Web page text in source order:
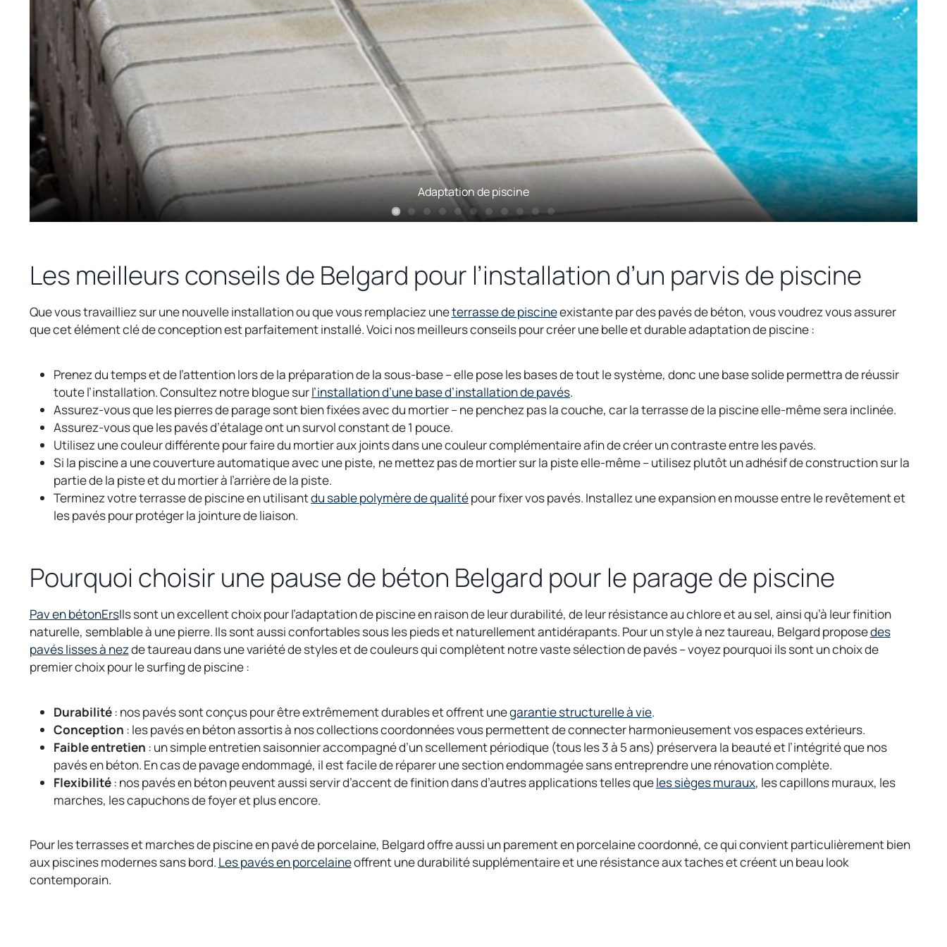
Adaptation de piscine
Les meilleurs conseils de Belgard pour l’installation d’un parvis de piscine
Que vous travailliez sur une nouvelle installation ou que vous remplaciez uneterrasse de piscineo
p
s
i
n
n
e
t
existante par des pavés de béton, vous voudrez vous assurer
que cet élément clé de conception est parfaitement installé. Voici nos meilleurs conseils pour créer une belle et durable adaptation de piscine :
Prenez du temps et de l’attention lors de la préparation de la sous-base – elle pose les bases de tout le système, donc une base solide permettra de réussir
toute l’installation. Consultez notre blogue surl’installation d’une base d’installation de pavéso
p
n
s
n
t
b
.
Assurez-vous que les pierres de parage sont bien fixées avec du mortier – ne penchez pas la couche, car la terrasse de la piscine elle-même sera inclinée.
Assurez-vous que les pavés d’étalage ont un survol constant de 1 pouce.
Utilisez une couleur différente pour faire du mortier aux joints dans une couleur complémentaire afin de créer un contraste entre les pavés.
Si la piscine a une couverture automatique avec une piste, ne mettez pas de mortier sur la piste elle-même – utilisez plutôt un adhésif de construction sur la
partie de la piste et du mortier à l’arrière de la piste.
Terminez votre terrasse de piscine en utilisantdu sable polymère de qualitéo
s
i
a
n
e
a
b
pour fixer vos pavés. Installez une expansion en mousse entre le revêtement et
les pavés pour protéger la jointure de liaison.
Pourquoi choisir une pause de béton Belgard pour le parage de piscine
Pav en bétono
p
e
n
n
a
n
e
w
t
b
Erso
p
e
n
n
a
n
e
w
t
b
Ils sont un excellent choix pour l’adaptation de piscine en raison de leur durabilité, de leur résistance au chlore et au sel, ainsi qu’à leur finition
naturelle, semblable à une pierre. Ils sont aussi confortables sous les pieds et naturellement antidérapants. Pour un style à nez taureau, Belgard proposedes
pavés lisses à nezo
p
s
i
n
a
n
e
t
a
de taureau dans une variété de styles et de couleurs qui complètent notre vaste sélection de pavés – voyez pourquoi ils sont un choix de
premier choix pour le surfing de piscine :
Durabilité : nos pavés sont conçus pour être extrêmement durables et offrent unegarantie structurelle à vieo
p
e
n
s
n
e
.
Conception : les pavés en béton assortis à nos collections coordonnées vous permettent de connecter harmonieusement vos espaces extérieurs.
Faible entretien : un simple entretien saisonnier accompagné d’un scellement périodique (tous les 3 à 5 ans) préservera la beauté et l’intégrité que nos
pavés en béton. En cas de pavage endommagé, il est facile de réparer une section endommagée sans entreprendre une rénovation complète.
Flexibilité : nos pavés en béton peuvent aussi servir d’accent de finition dans d’autres applications telles queles sièges murauxo
s
i
, les capillons muraux, les
marches, les capuchons de foyer et plus encore.
Pour les terrasses et marches de piscine en pavé de porcelaine, Belgard offre aussi un parement en porcelaine coordonné, ce qui convient particulièrement bien
aux piscines modernes sans bord. Les pavés en porcelaineo
offrent une durabilité supplémentaire et une résistance aux taches et créent un beau look
contemporain.